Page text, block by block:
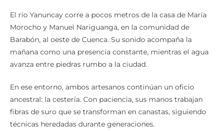
El río Yanuncay corre a pocos metros de la casa de María
Morocho y Manuel Nariguanga, en la comunidad de
Barabón, al oeste de Cuenca. Su sonido acompaña la
mañana como una presencia constante, mientras el agua
avanza entre piedras rumbo a la ciudad.
En ese entorno, ambos artesanos continúan un oficio
ancestral: la cestería. Con paciencia, sus manos trabajan
fibras de suro que se transforman en canastas, siguiendo
técnicas heredadas durante generaciones.